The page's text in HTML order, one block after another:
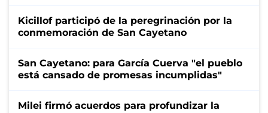
Kicillof participó de la peregrinación por la
conmemoración de San Cayetano
San Cayetano: para García Cuerva "el pueblo
está cansado de promesas incumplidas"
Milei firmó acuerdos para profundizar la